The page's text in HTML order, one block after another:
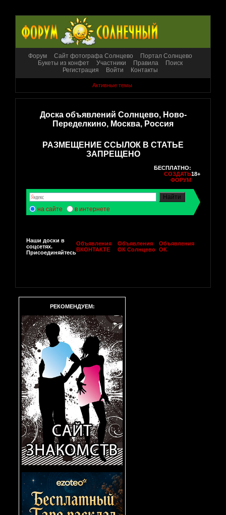
Форум Сайт фотографа Солнцево
Портал Солнцево
Букеты из конфет
Участники Правила
Поиск
Регистрация
Войти Контакты
Активные темы
Доска объявлений Солнцево, Ново-
Переделкино, Москва, Россия
РАЗМЕЩЕНИЕ ССЫЛОК В СТАТЬЕ
ЗАПРЕЩЕНО
БЕСПЛАТНО:
СОЗДАТЬ
ФОРУМ
18+
на сайте в интернете
Наши доски в
соцсетях.
Присоединяйтесь
Объявления
ВКОНТАКТЕ
Объявления
ОК Солнцево
Объявления
ОК
РЕКОМЕНДУЕМ: